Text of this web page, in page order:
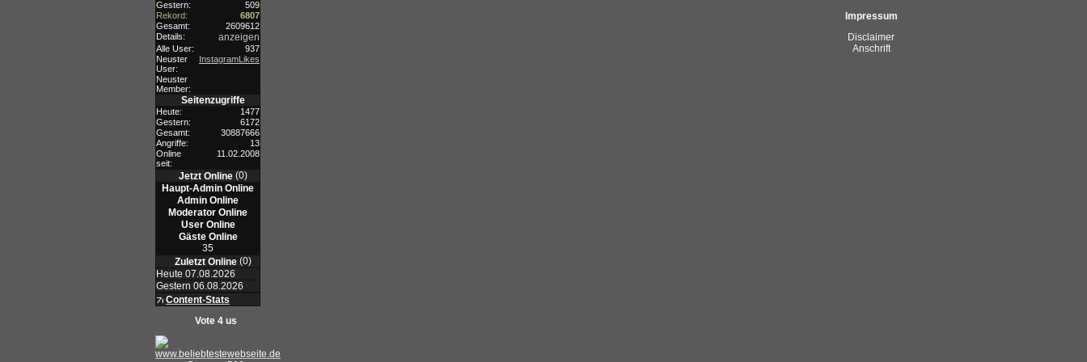
Gestern:
509
Rekord:
6807
Gesamt:
2609612
Details:
anzeigen
Alle User:
937
Neuster
User:
InstagramLikes
Neuster
Member:
Seitenzugriffe
Heute:
1477
Gestern:
6172
Gesamt:
30887666
Angriffe:
13
Online
seit:
11.02.2008
Jetzt Online (0)
Haupt-Admin Online
Admin Online
Moderator Online
User Online
Gäste Online
35
Zuletzt Online (0)
Heute 07.08.2026
Gestern 06.08.2026
Content-Stats
Vote 4 us
Impressum
Disclaimer
Anschrift